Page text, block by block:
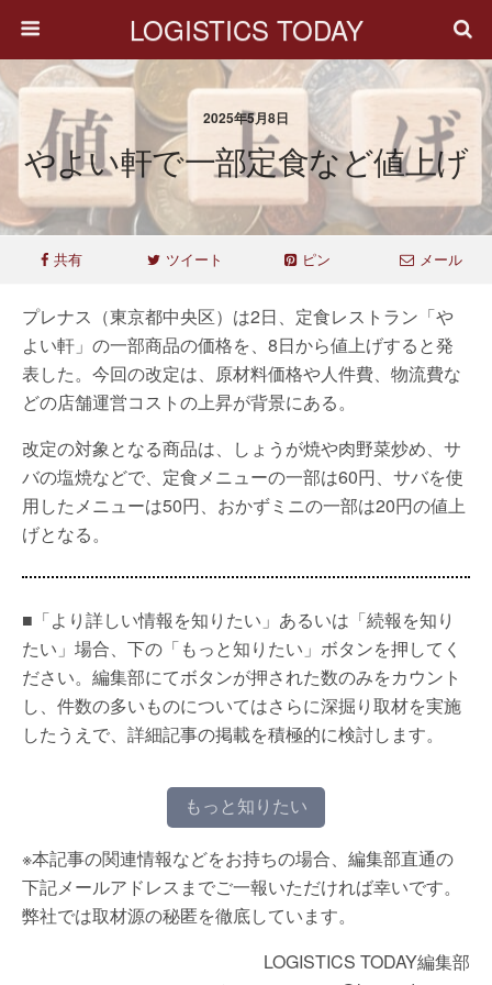
LOGISTICS TODAY
2025年5月8日
やよい軒で一部定食など値上げ
共有 ツイート ピン メール
プレナス（東京都中央区）は2日、定食レストラン「や
よい軒」の一部商品の価格を、8日から値上げすると発
表した。今回の改定は、原材料価格や人件費、物流費な
どの店舗運営コストの上昇が背景にある。
改定の対象となる商品は、しょうが焼や肉野菜炒め、サ
バの塩焼などで、定食メニューの一部は60円、サバを使
用したメニューは50円、おかずミニの一部は20円の値上
げとなる。
■「より詳しい情報を知りたい」あるいは「続報を知り
たい」場合、下の「もっと知りたい」ボタンを押してく
ださい。編集部にてボタンが押された数のみをカウント
し、件数の多いものについてはさらに深掘り取材を実施
したうえで、詳細記事の掲載を積極的に検討します。
もっと知りたい
※本記事の関連情報などをお持ちの場合、編集部直通の
下記メールアドレスまでご一報いただければ幸いです。
弊社では取材源の秘匿を徹底しています。
LOGISTICS TODAY編集部